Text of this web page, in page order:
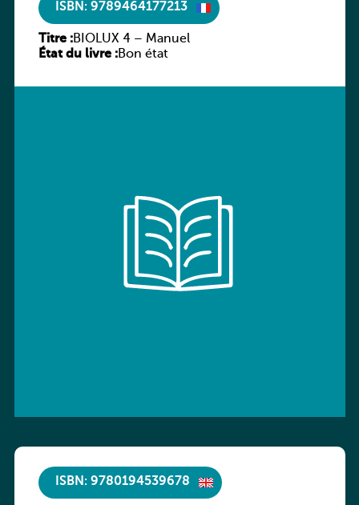
ISBN: 9789464177213
Titre :BIOLUX 4 – Manuel
État du livre :Bon état
ISBN: 9780194539678